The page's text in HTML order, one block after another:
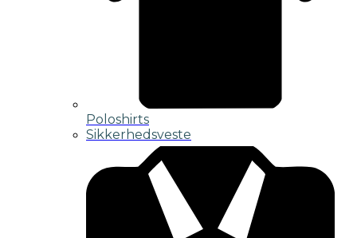
Poloshirts
Sikkerhedsveste